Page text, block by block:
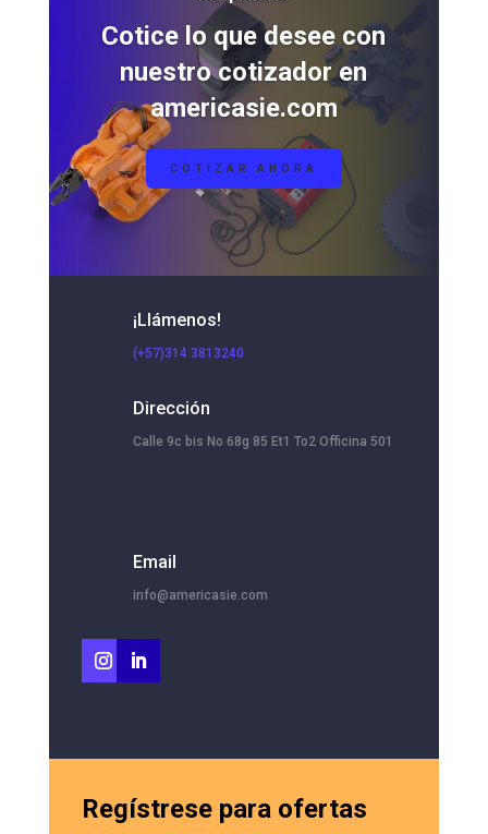
Cotice lo que desee con
nuestro cotizador en
americasie.com
COTIZAR AHORA
¡Llámenos!
(+57)314 3813240
Dirección
Calle 9c bis No 68g 85 Et1 To2 Officina 501
Email
info@americasie.com
Regístrese para ofertas